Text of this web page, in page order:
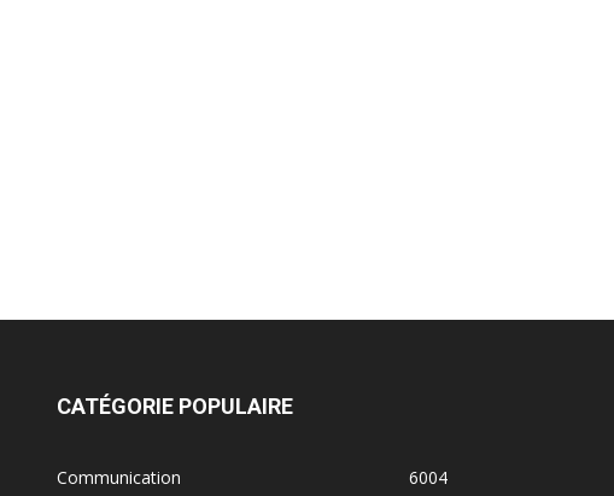
CATÉGORIE POPULAIRE
Communication 6004